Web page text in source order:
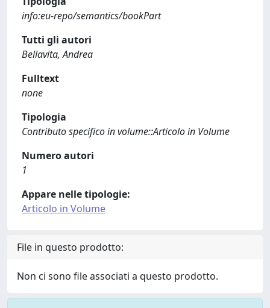
info:eu-repo/semantics/bookPart
Tutti gli autori
Bellavita, Andrea
Fulltext
none
Tipologia
Contributo specifico in volume::Articolo in Volume
Numero autori
1
Appare nelle tipologie:
Articolo in Volume
File in questo prodotto:
Non ci sono file associati a questo prodotto.